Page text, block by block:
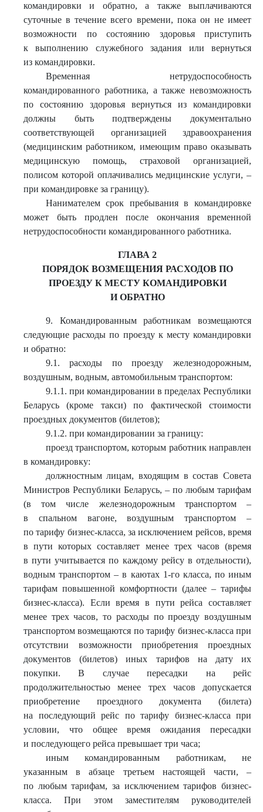
командировки и обратно, а также выплачиваются
суточные в течение всего времени, пока он не имеет
возможности по состоянию здоровья приступить
к выполнению служебного задания или вернуться
из командировки.
Временная нетрудоспособность
командированного работника, а также невозможность
по состоянию здоровья вернуться из командировки
должны быть подтверждены документально
соответствующей организацией здравоохранения
(медицинским работником, имеющим право оказывать
медицинскую помощь, страховой организацией,
полисом которой оплачивались медицинские услуги, –
при командировке за границу).
Нанимателем срок пребывания в командировке
может быть продлен после окончания временной
нетрудоспособности командированного работника.
ГЛАВА 2
ПОРЯДОК ВОЗМЕЩЕНИЯ РАСХОДОВ ПО
ПРОЕЗДУ К МЕСТУ КОМАНДИРОВКИ
И ОБРАТНО
9. Командированным работникам возмещаются
следующие расходы по проезду к месту командировки
и обратно:
9.1. расходы по проезду железнодорожным,
воздушным, водным, автомобильным транспортом:
9.1.1. при командировании в пределах Республики
Беларусь (кроме такси) по фактической стоимости
проездных документов (билетов);
9.1.2. при командировании за границу:
проезд транспортом, которым работник направлен
в командировку:
должностным лицам, входящим в состав Совета
Министров Республики Беларусь, – по любым тарифам
(в том числе железнодорожным транспортом –
в спальном вагоне, воздушным транспортом –
по тарифу бизнес-класса, за исключением рейсов, время
в пути которых составляет менее трех часов (время
в пути учитывается по каждому рейсу в отдельности),
водным транспортом – в каютах 1-го класса, по иным
тарифам повышенной комфортности (далее – тарифы
бизнес-класса). Если время в пути рейса составляет
менее трех часов, то расходы по проезду воздушным
транспортом возмещаются по тарифу бизнес-класса при
отсутствии возможности приобретения проездных
документов (билетов) иных тарифов на дату их
покупки. В случае пересадки на рейс
продолжительностью менее трех часов допускается
приобретение проездного документа (билета)
на последующий рейс по тарифу бизнес-класса при
условии, что общее время ожидания пересадки
и последующего рейса превышает три часа;
иным командированным работникам, не
указанным в абзаце третьем настоящей части, –
по любым тарифам, за исключением тарифов бизнес-
класса. При этом заместителям руководителей